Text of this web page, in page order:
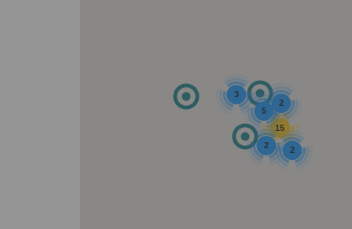
15
2
3
2
2
5